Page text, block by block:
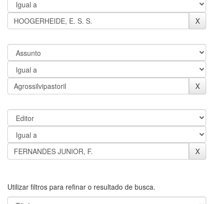
Utilizar filtros para refinar o resultado de busca.